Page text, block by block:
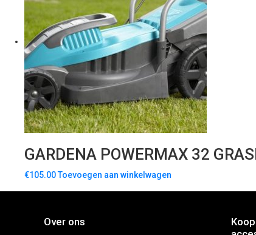
GARDENA POWERMAX 32
€105.00Toevoegen aan winkelwagen
Over ons